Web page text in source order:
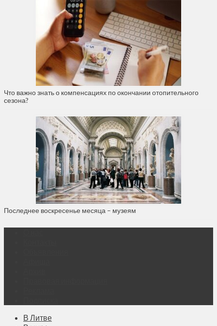
Что важно знать о компенсациях по окончании отопительного
сезона?
Последнее воскресенье месяца – музеям
В Литве